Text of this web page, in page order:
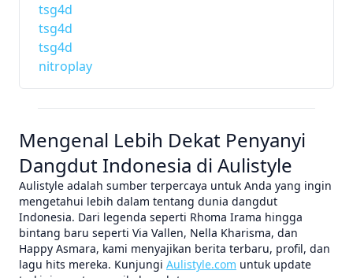
tsg4d
tsg4d
tsg4d
nitroplay
Mengenal Lebih Dekat Penyanyi
Dangdut Indonesia di Aulistyle
Aulistyle adalah sumber terpercaya untuk Anda yang ingin
mengetahui lebih dalam tentang dunia dangdut
Indonesia. Dari legenda seperti Rhoma Irama hingga
bintang baru seperti Via Vallen, Nella Kharisma, dan
Happy Asmara, kami menyajikan berita terbaru, profil, dan
lagu hits mereka. Kunjungi Aulistyle.com untuk update